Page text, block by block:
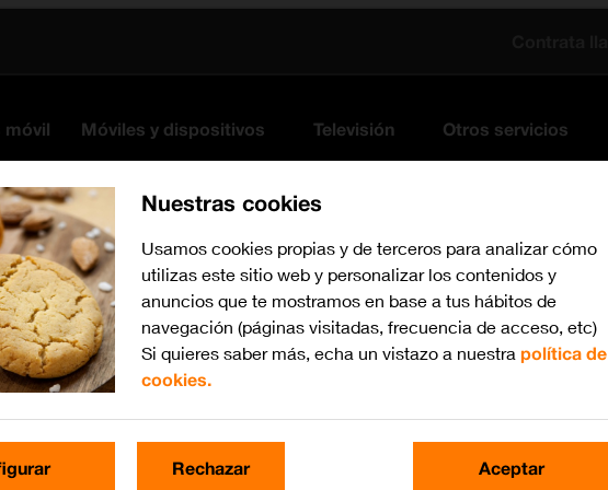
móvil Móviles y dispositivos Televisión Otros servicios
Nuestras cookies
Usamos cookies propias y de terceros para analizar cómo
utilizas este sitio web y personalizar los contenidos y
anuncios que te mostramos en base a tus hábitos de
navegación (páginas visitadas, frecuencia de acceso, etc)
Si quieres saber más, echa un vistazo a nuestra política de
cookies.
Rechazar Aceptar